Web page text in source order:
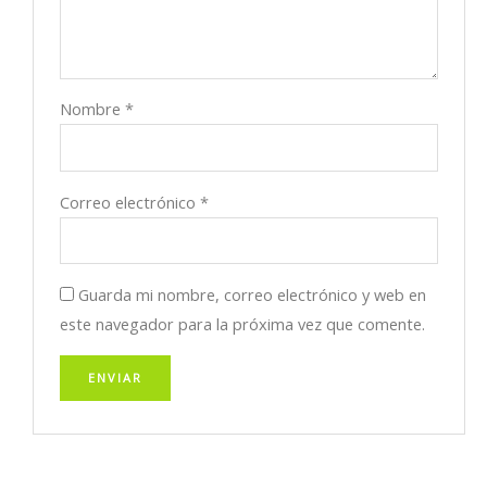
Nombre*
Correo electrónico*
Guarda mi nombre, correo electrónico y web en
este navegador para la próxima vez que comente.